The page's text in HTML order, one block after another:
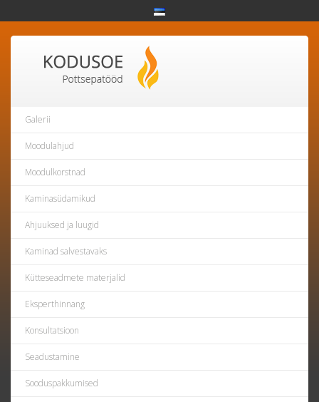
Galerii
Moodulahjud
Moodulkorstnad
Kaminasüdamikud
Ahjuuksed ja luugid
Kaminad salvestavaks
Kütteseadmete materjalid
Eksperthinnang
Konsultatsioon
Seadustamine
Sooduspakkumised